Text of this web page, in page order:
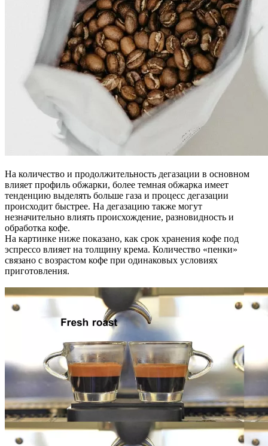
На количество и продолжительность дегазации в основном
влияет профиль обжарки, более темная обжарка имеет
тенденцию выделять больше газа и процесс дегазации
происходит быстрее. На дегазацию также могут
незначительно влиять происхождение, разновидность и
обработка кофе.
На картинке ниже показано, как срок хранения кофе под
эспрессо влияет на толщину крема. Количество «пенки»
связано с возрастом кофе при одинаковых условиях
приготовления.